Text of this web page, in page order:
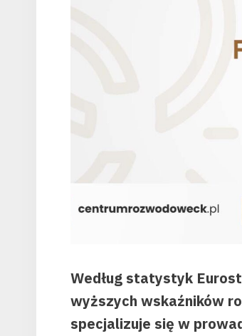
Według statystyk
wyższych wskaźników
specjalizuje się w